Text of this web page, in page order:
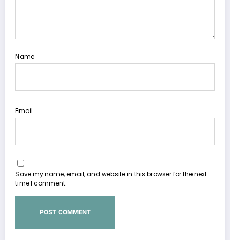
Name
Email
Save my name, email, and website in this browser for the next
time I comment.